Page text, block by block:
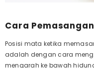
Cara
Posisi mata ketika
adalah dengan cara
mengarah ke bawah